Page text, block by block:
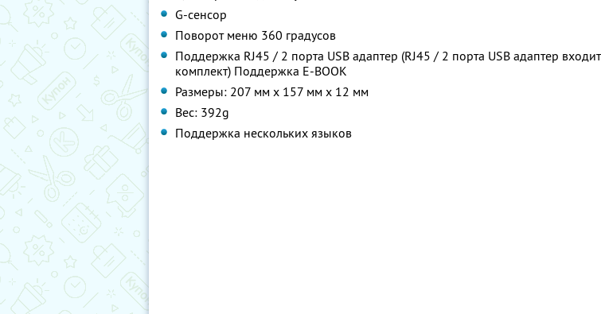
G-сенсор
Поворот меню 360 градусов
Поддержка RJ45 / 2 порта USB адаптер (RJ45 / 2 порта USB адаптер
комплект) Поддержка E-BOOK
Размеры: 207 мм х 157 мм х 12 мм
Вес: 392g
Поддержка нескольких языков